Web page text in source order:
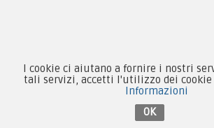
I cookie ci aiutano a fornire i nostri
tali servizi, accetti l'utilizzo dei cookie
Informazioni
OK